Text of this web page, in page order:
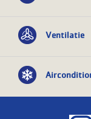
Ventilatie